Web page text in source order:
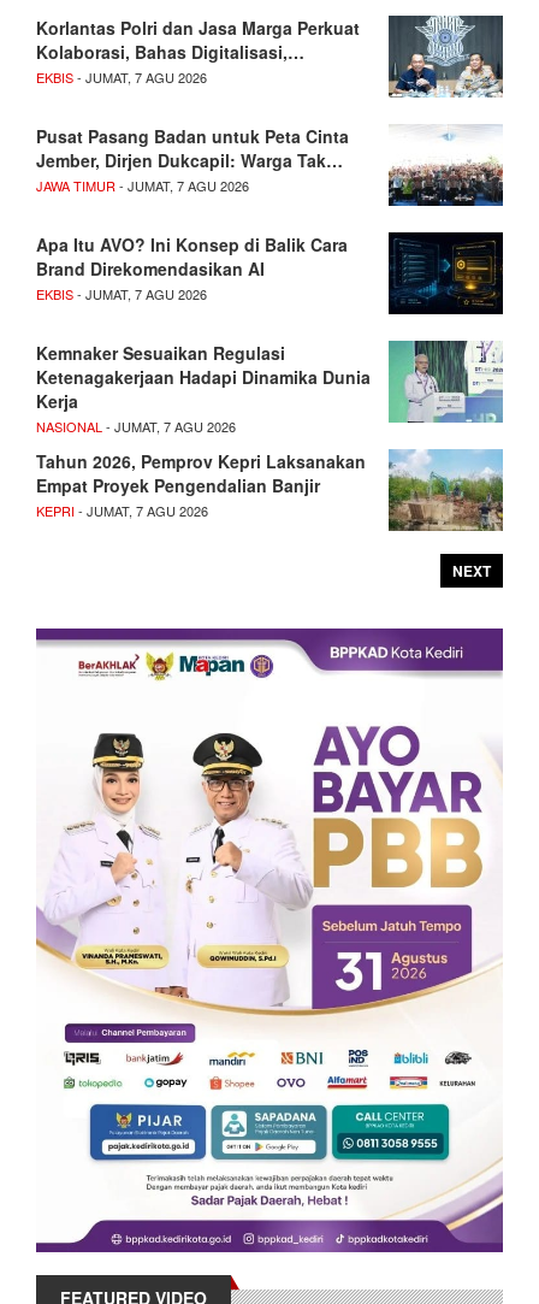
Korlantas Polri dan Jasa Marga Perkuat
Kolaborasi, Bahas Digitalisasi,…
EKBIS- JUMAT, 7 AGU 2026
Pusat Pasang Badan untuk Peta Cinta
Jember, Dirjen Dukcapil: Warga Tak…
JAWA TIMUR- JUMAT, 7 AGU 2026
Apa Itu AVO? Ini Konsep di Balik Cara
Brand Direkomendasikan AI
EKBIS- JUMAT, 7 AGU 2026
Kemnaker Sesuaikan Regulasi
Ketenagakerjaan Hadapi Dinamika Dunia
Kerja
NASIONAL- JUMAT, 7 AGU 2026
Tahun 2026, Pemprov Kepri Laksanakan
Empat Proyek Pengendalian Banjir
KEPRI- JUMAT, 7 AGU 2026
NEXT
FEATURED VIDEO